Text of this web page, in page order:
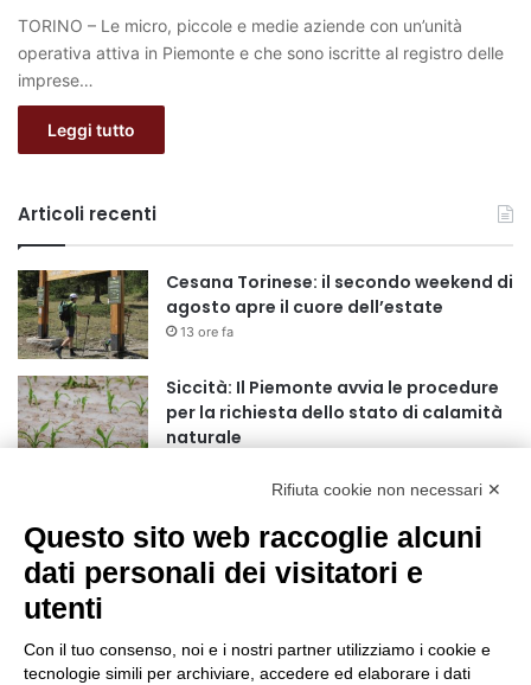
TORINO – Le micro, piccole e medie aziende con un’unità
operativa attiva in Piemonte e che sono iscritte al registro delle
imprese…
Leggi tutto
Articoli recenti
Cesana Torinese: il secondo weekend di
agosto apre il cuore dell’estate
13 ore fa
Siccità: Il Piemonte avvia le procedure
per la richiesta dello stato di calamità
naturale
Reale Mutua, ecco il programma del
precampionato
17 ore fa
a parità di tariffa
Rifiuta cookie non necessari ✕
Questo sito web raccoglie alcuni
dati personali dei visitatori e
utenti
Con il tuo consenso, noi e i nostri partner utilizziamo i cookie e
tecnologie simili per archiviare, accedere ed elaborare i dati